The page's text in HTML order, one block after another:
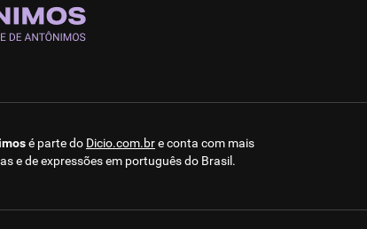
é parte do Dicio.com.bre conta com mais
e de expressões em português do Brasil.